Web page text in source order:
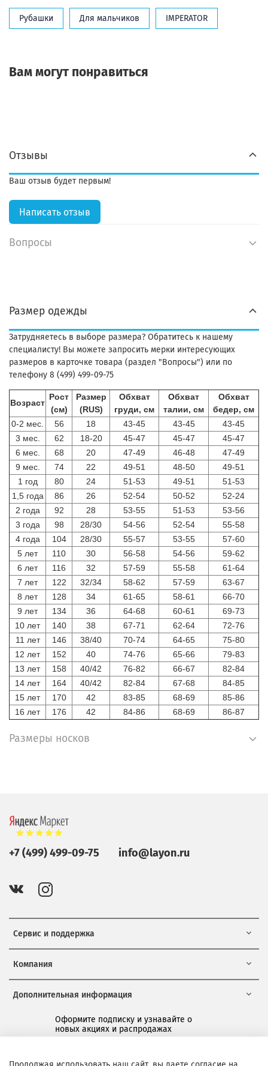
Рубашки Для мальчиков IMPERATOR
Вам могут понравиться
Отзывы
Ваш отзыв будет первым!
Написать отзыв
Вопросы
Размер одежды
Затрудняетесь в выборе размера? Обратитесь к нашему
специалисту! Вы можете запросить мерки интересующих
размеров в карточке товара (раздел "Вопросы") или по
телефону 8 (499) 499-09-75
Возраст
Рост
(см)
Размер
(RUS)
Обхват
груди, см
Обхват
талии, см
Обхват
бедер, см
0-2 мес.
56 18 43-45 43-45
43-45
3 мес.
62 18-20 45-47 45-47
45-47
6 мес.
68 20 47-49 46-48
47-49
9 мес.
74 22 49-51 48-50
49-51
1 год
80 24 51-53 49-51
51-53
1,5 года
86 26 52-54 50-52
52-24
2 года
92 28 53-55 51-53
53-56
3 года
98 28/30 54-56 52-54
55-58
4 года
104 28/30 55-57 53-55
57-60
5 лет
110 30 56-58 54-56
59-62
6 лет
116 32 57-59 55-58
61-64
7 лет
122 32/34 58-62 57-59
63-67
8 лет
128 34 61-65 58-61
66-70
9 лет
134 36 64-68 60-61
69-73
10 лет
140 38 67-71 62-64
72-76
11 лет
146 38/40 70-74 64-65
75-80
12 лет
152 40 74-76 65-66
79-83
13 лет
158 40/42 76-82 66-67
82-84
14 лет
164 40/42 82-84 67-68
84-85
15 лет
170 42 83-85 68-69
85-86
16 лет
176 42 84-86 68-69 86-87
Размеры носков
Сервис и поддержка
Компания
Дополнительная информация
Оформите подписку и узнавайте о
новых акциях и распродажах
+7 (499) 499-09-75 info@layon.ru